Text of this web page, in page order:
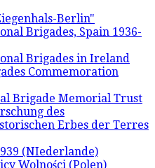
Berlin"
Brigades, Spain 1936-
Brigades in Ireland
Commemoration
Brigade Memorial Trust
des
Erbes der Terres
(NIederlande)
Wolności (Polen)